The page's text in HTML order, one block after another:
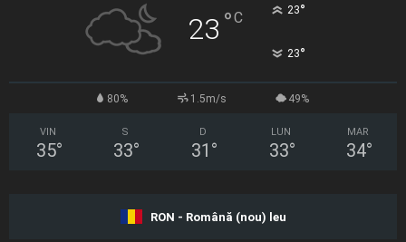
23 °C 23°
23°
80% 1.5m/s 49%
VIN
35°
S
33°
D
31 °
LUN
33°
MAR
34°
RON - Română (nou) leu